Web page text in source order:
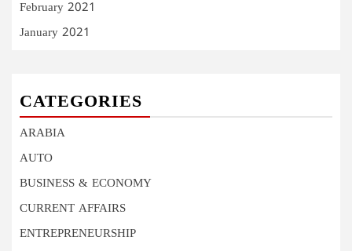
February 2021
January 2021
CATEGORIES
ARABIA
AUTO
BUSINESS & ECONOMY
CURRENT AFFAIRS
ENTREPRENEURSHIP